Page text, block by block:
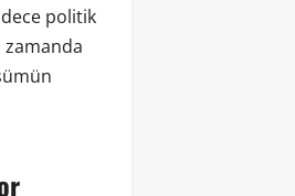
politik
zamanda